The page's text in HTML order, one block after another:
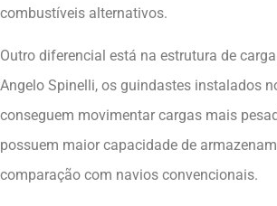
combustíveis alternativos.
Outro diferencial está na estrutura de
Angelo Spinelli, os guindastes instalados
conseguem movimentar cargas mais
possuem maior capacidade de
comparação com navios convencionais.